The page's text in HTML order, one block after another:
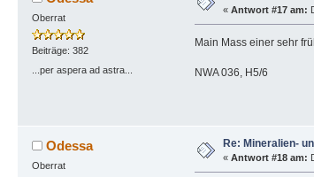
Oberrat
Beiträge: 382
...per aspera ad astra...
« Antwort #17 am:
Main Mass einer sehr
NWA 036, H5/6
Odessa
Oberrat
Re: Mineralien-
« Antwort #18 am: